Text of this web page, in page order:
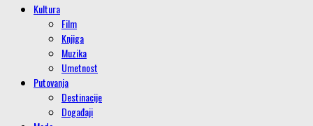
Kultura
Film
Knjiga
Muzika
Umetnost
Putovanja
Destinacije
Događaji